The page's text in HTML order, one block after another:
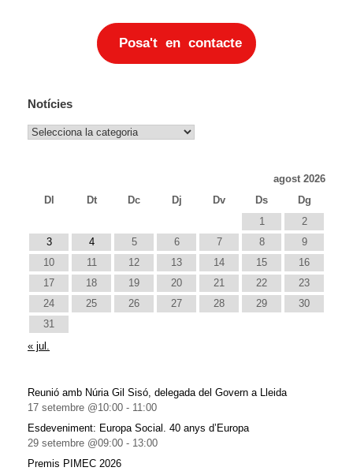
Posa't en contacte
Notícies
Notícies
agost 2026
Dl
Dt Dc Dj Dv Ds
Dg
1
2
3
4 5 6 7 8
9
10
11 12 13 14 15
16
17
18 19 20 21 22
23
24
25 26 27 28 29
30
31
« jul.
Reunió amb Núria Gil Sisó, delegada del Govern a Lleida
17 setembre @10:00 - 11:00
Esdeveniment: Europa Social. 40 anys d’Europa
29 setembre @09:00 - 13:00
Premis PIMEC 2026